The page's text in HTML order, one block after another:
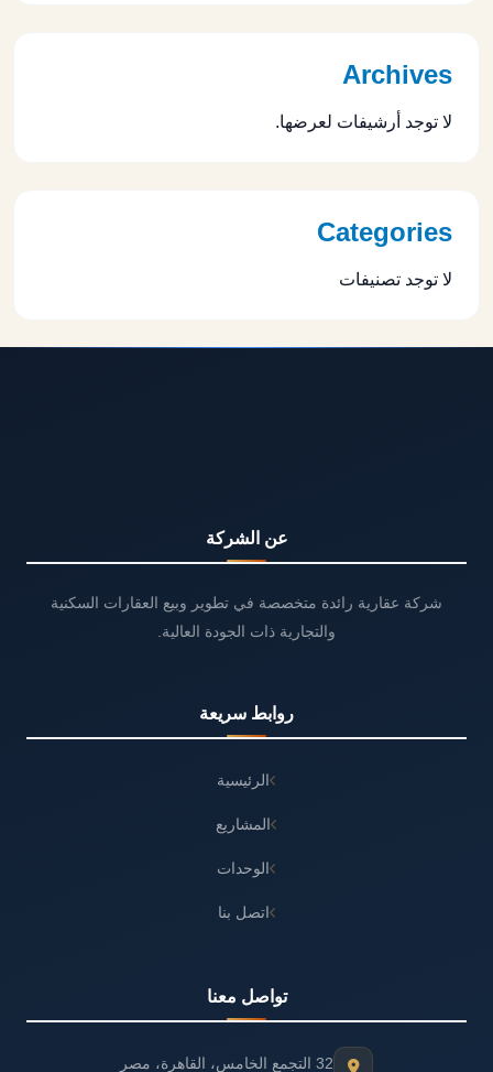
Archives
لا توجد أرشيفات لعرضها.
Categories
لا توجد تصنيفات
عن الشركة
شركة عقارية رائدة متخصصة في تطوير وبيع العقارات السكنية
والتجارية ذات الجودة العالية.
روابط سريعة
الرئيسية
المشاريع
الوحدات
اتصل بنا
تواصل معنا
32 التجمع الخامس، القاهرة، مصر